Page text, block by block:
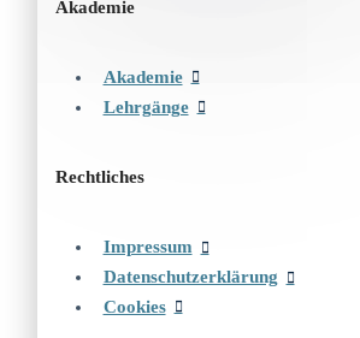
Akademie
Akademie
Lehrgänge
Rechtliches
Impressum
Datenschutzerklärung
Cookies